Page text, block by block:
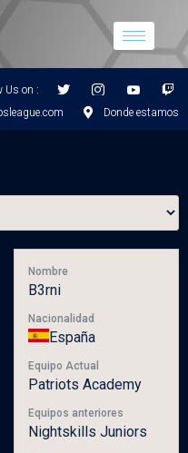
Us on :
Donde estamos
Nombre
B3rni
Nacionalidad
España
Equipo Actual
Patriots Academy
Equipos anteriores
Nightskills Juniors